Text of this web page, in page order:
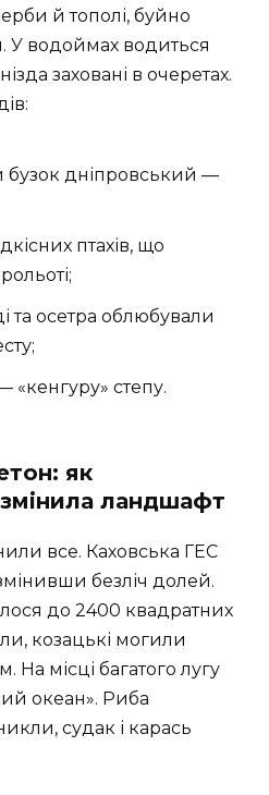
й тополі, буйно
У водоймах водиться
заховані в очеретах.
дніпровський —
птахів, що
та осетра облюбували
степу.
як
ландшафт
все. Каховська ГЕС
безліч долей.
до 2400 квадратних
козацькі могили
На місці багатого лугу
океан». Риба
судак і карась